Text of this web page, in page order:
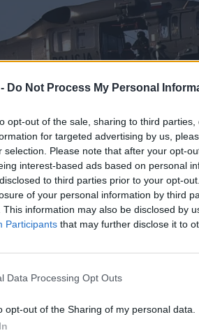
Do Not Process My Personal
opt-out of the sale, sharing to third
for targeted advertising by us,
selection. Please note that after your opt-
interest-based ads based on personal
to third parties prior to your opt-
of your personal information by third
This information may also be disclosed by
Participants that may further disclose it to
Data Processing Opt Outs
opt-out of the Sharing of my personal data.